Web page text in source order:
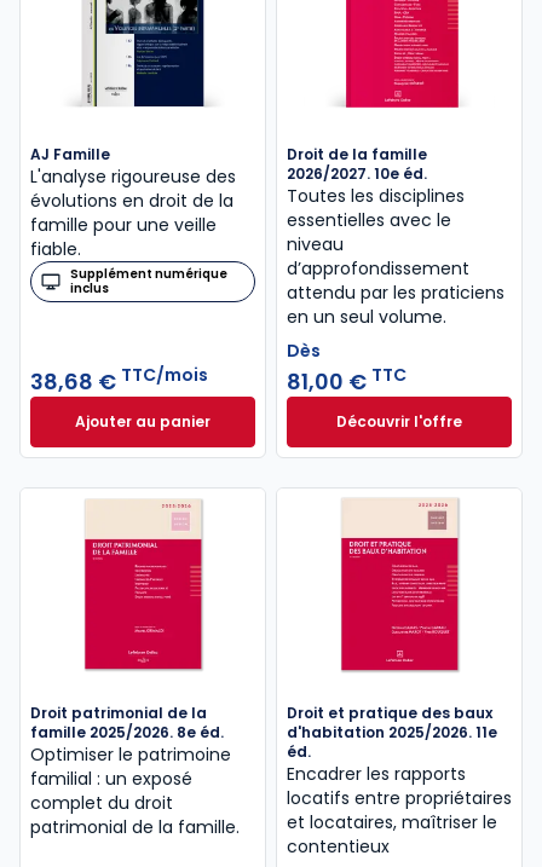
AJ Famille
L'analyse rigoureuse des
évolutions en droit de la
famille pour une veille
fiable.
Supplément numérique
inclus
38,68 € TTC/mois
Ajouter au panierAJ Famille à 38,68 € TTC/mois
Droit de la famille
2026/2027. 10e éd.
Toutes les disciplines
essentielles avec le
niveau
d’approfondissement
attendu par les praticiens
en un seul volume.
Dès
81,00 € TTC
Découvrir l'offreDroit de la famille
Dès
Droit patrimonial de la
famille 2025/2026. 8e éd.
Optimiser le patrimoine
familial : un exposé
complet du droit
patrimonial de la famille.
Droit et pratique des baux
d'habitation 2025/2026. 11e
éd.
Encadrer les rapports
locatifs entre propriétaires
et locataires, maîtriser le
contentieux